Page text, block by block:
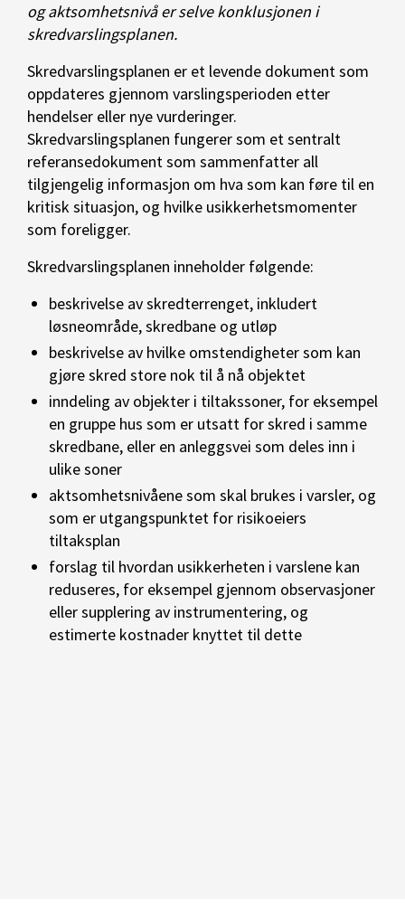
og aktsomhetsnivå er selve konklusjonen i
skredvarslingsplanen.
Skredvarslingsplanen er et levende dokument som
oppdateres gjennom varslingsperioden etter
hendelser eller nye vurderinger.
Skredvarslingsplanen fungerer som et sentralt
referansedokument som sammenfatter all
tilgjengelig informasjon om hva som kan føre til en
kritisk situasjon, og hvilke usikkerhetsmomenter
som foreligger.
Skredvarslingsplanen inneholder følgende:
beskrivelse av skredterrenget, inkludert
løsneområde, skredbane og utløp
beskrivelse av hvilke omstendigheter som kan
gjøre skred store nok til å nå objektet
inndeling av objekter i tiltakssoner, for eksempel
en gruppe hus som er utsatt for skred i samme
skredbane, eller en anleggsvei som deles inn i
ulike soner
aktsomhetsnivåene som skal brukes i varsler, og
som er utgangspunktet for risikoeiers
tiltaksplan
forslag til hvordan usikkerheten i varslene kan
reduseres, for eksempel gjennom observasjoner
eller supplering av instrumentering, og
estimerte kostnader knyttet til dette